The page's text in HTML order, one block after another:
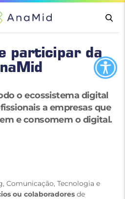
participar da
o ecossistema digital
a empresas que
e consomem o digital.
Comunicação, Tecnologia e
ou colaboradores de